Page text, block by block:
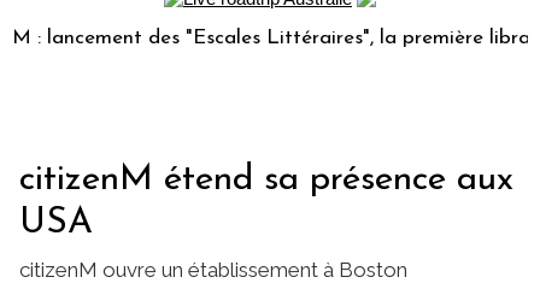
des "Escales Littéraires", la première librairie du
citizenM étend sa présence aux
USA
citizenM ouvre un établissement à Boston